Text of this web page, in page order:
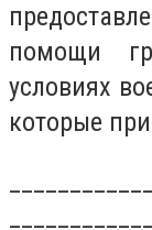
помощи
условиях
которые